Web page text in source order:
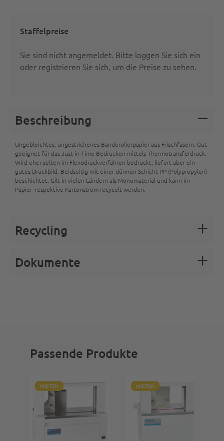
Staffelpreise
Sie sind nicht angemeldet. Bitte loggen Sie sich ein
oder registrieren Sie sich, um die Preise zu sehen.
Beschreibung
Ungebleichtes, ungestrichenes Banderolierpapier aus Frischfasern. Gut
geeignet für das Just-in-Time Bedrucken mittels Thermotransferdruck.
Wird eher selten im Flexodruckverfahren bedruckt, liefert aber ein
gutes Druckbild. Beidseitig mit einer dünnen Schicht PP (Polypropylen)
beschichtet. Gilt in vielen Ländern als Monomaterial und kann im
Papier- respektive Kartonstrom recycelt werden.
Recycling
Dokumente
Passende Produkte
MIETEN MIETEN